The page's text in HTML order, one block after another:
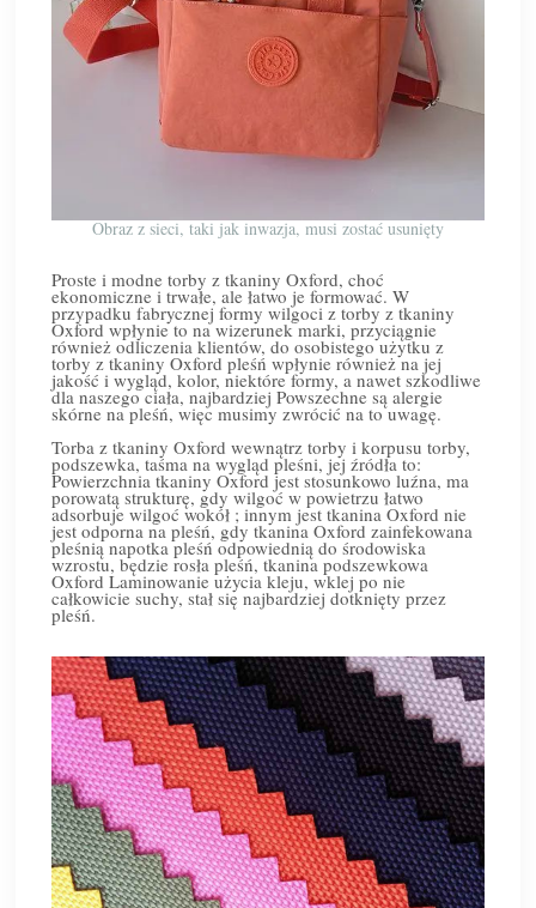
Obraz z sieci, taki jak inwazja, musi zostać usunięty
Proste i modne torby z tkaniny Oxford, choć
ekonomiczne i trwałe, ale łatwo je formować. W
przypadku fabrycznej formy wilgoci z torby z tkaniny
Oxford wpłynie to na wizerunek marki, przyciągnie
również odliczenia klientów, do osobistego użytku z
torby z tkaniny Oxford pleśń wpłynie również na jej
jakość i wygląd, kolor, niektóre formy, a nawet szkodliwe
dla naszego ciała, najbardziej Powszechne są alergie
skórne na pleśń, więc musimy zwrócić na to uwagę.
Torba z tkaniny Oxford wewnątrz torby i korpusu torby,
podszewka, taśma na wygląd pleśni, jej źródła to:
Powierzchnia tkaniny Oxford jest stosunkowo luźna, ma
porowatą strukturę, gdy wilgoć w powietrzu łatwo
adsorbuje wilgoć wokół ; innym jest tkanina Oxford nie
jest odporna na pleśń, gdy tkanina Oxford zainfekowana
pleśnią napotka pleśń odpowiednią do środowiska
wzrostu, będzie rosła pleśń, tkanina podszewkowa
Oxford Laminowanie użycia kleju, wklej po nie
całkowicie suchy, stał się najbardziej dotknięty przez
pleśń.